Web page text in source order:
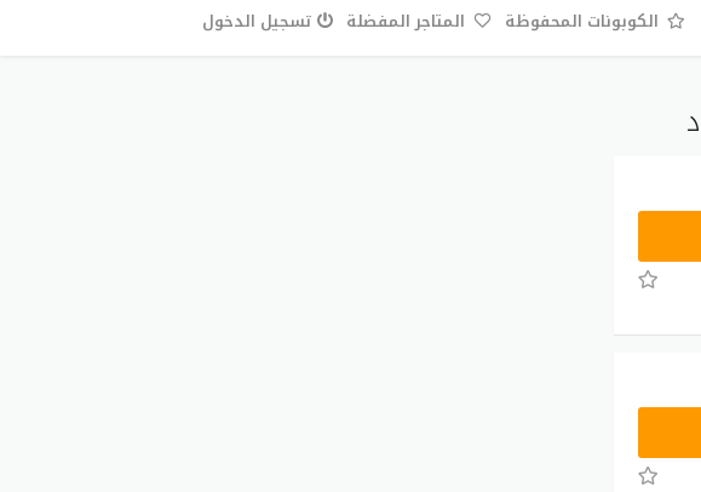
الكوبونات المحفوظة المتاجر المفضلة تسجيل الدخول